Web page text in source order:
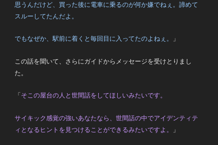
思うんだけど、買った後に電車に乗るのが何か嫌でねぇ。諦めて
スルーしてたんだよ。
でもなぜか、駅前に着くと毎回目に入ってたのよねぇ。 」
この話を聞いて、さらにガイドからメッセージを受けとりまし
た。
「 そこの屋台の人と世間話をしてほしいみたいです。
サイキック感覚の強いあなたなら、世間話の中でアイデンティテ
ィとなるヒントを見つけることができるみたいですよ。
」